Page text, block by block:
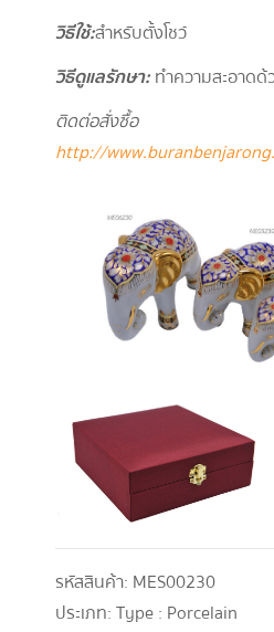
วิธีใช้ :สำหรับตั้งโชว์
วิธีดูแลรักษา :ทำความสะอาด
ติดต่อสั่งซื้อ
http://
รหัสสินค้า: MES00230
ประเภท:Type : Porcelain